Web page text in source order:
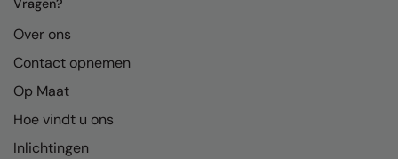
Kariban
Kariban Proact
KiMood
Kodak
Kustom Kit
Vragen?
Over ons
Contact opnemen
Op Maat
Hoe vindt u ons
Inlichtingen